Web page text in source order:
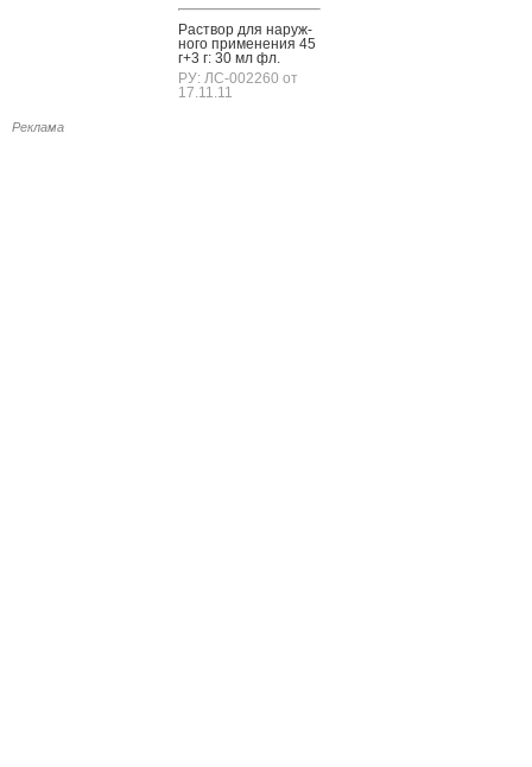
Рас­твор для на­руж­
но­го при­мене­ния 45
г+3 г: 30 мл фл.
РУ: ЛС-002260 от
17.11.11
Реклама